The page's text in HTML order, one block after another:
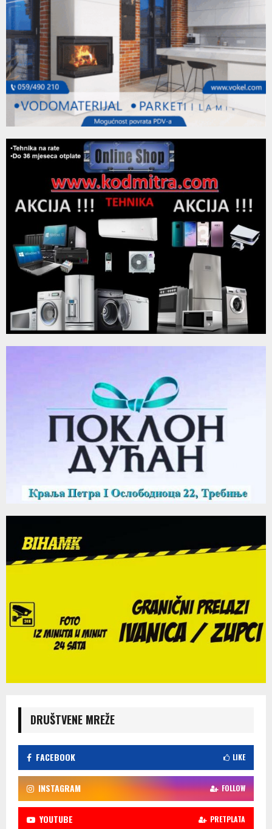
DRUŠTVENE MREŽE
FACEBOOK LIKE
INSTAGRAM FOLLOW
YOUTUBE PRETPLATA